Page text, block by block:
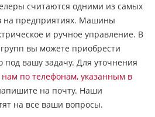
считаются одними из самых
на предприятиях. Машины
и ручное управление. В
вы можете приобрести
вашу задачу. Для уточнения
нам по телефонам, указанным в
на почту. Наши
на все ваши вопросы.